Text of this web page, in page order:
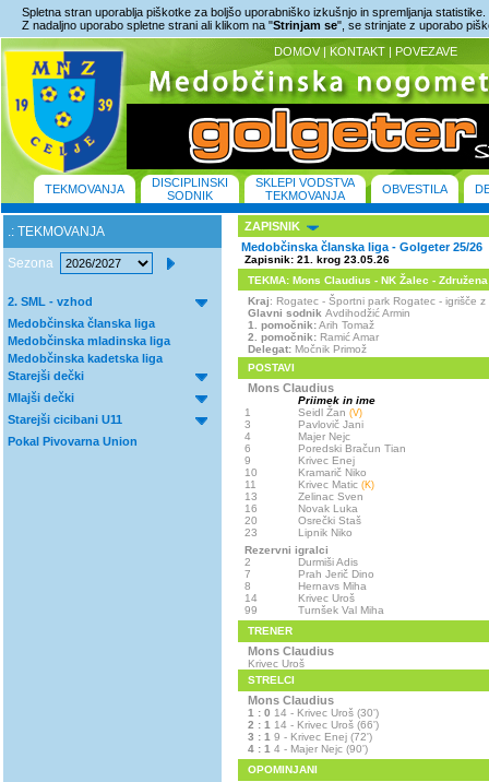
Spletna stran uporablja piškotke za boljšo uporabniško izkušnjo in spremljanja statistike.
Z nadaljno uporabo spletne strani ali klikom na "Strinjam se", se strinjate z uporabo
DOMOV | KONTAKT | POVEZAVE
TEKMOVANJA
DISCIPLINSKI
SODNIK
SKLEPI VODSTVA
TEKMOVANJA
OBVESTILA
.: TEKMOVANJA
Sezona
2. SML - vzhod
Medobčinska članska liga
Medobčinska mladinska liga
Medobčinska kadetska liga
Starejši dečki
Mlajši dečki
Starejši cicibani U11
Pokal Pivovarna Union
ZAPISNIK
Medobčinska članska liga - Golgeter 25/26
Zapisnik: 21. krog 23.05.26
TEKMA: Mons Claudius - NK Žalec -
Kraj: Rogatec - Športni park Rogatec -
Glavni sodnik Avdihodžić Armin
1. pomočnik:Arih Tomaž
2. pomočnik: Ramić Amar
Delegat: Močnik Primož
POSTAVI
Mons Claudius
Priimek in ime
1
Seidl Žan (V)
3
Pavlovič Jani
4
Majer Nejc
6
Poredski Bračun Tian
9
Krivec Enej
10
Kramarič Niko
11
Krivec Matic (K)
13
Zelinac Sven
16
Novak Luka
20
Osrečki Staš
23
Lipnik Niko
Rezervni igralci
2
Durmiši Adis
7
Prah Jerič Dino
8
Hernavs Miha
14
Krivec Uroš
99
Turnšek Val Miha
TRENER
Mons Claudius
Krivec Uroš
STRELCI
Mons Claudius
1 : 0 14 - Krivec Uroš (30')
2 : 1 14 - Krivec Uroš (66')
3 : 1 9 - Krivec Enej (72')
4 : 1 4 - Majer Nejc (90')
OPOMINJANI